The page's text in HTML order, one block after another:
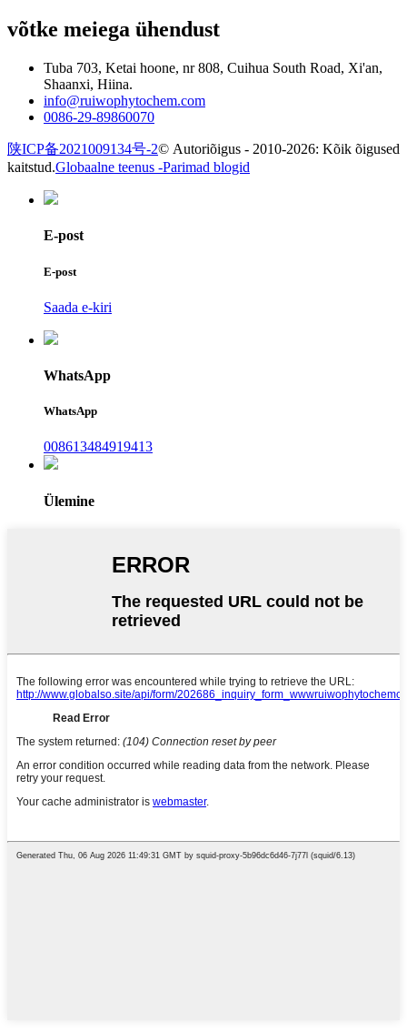
võtke meiega ühendust
Tuba 703, Ketai hoone, nr 808, Cuihua South Road, Xi'an,
Shaanxi, Hiina.
info@ruiwophytochem.com
0086-29-89860070
陕ICP备2021009134号-2© Autoriõigus - 2010-2026: Kõik õigused
kaitstud.Globaalne teenus -Parimad blogid
E-post
E-post
Saada e-kiri
WhatsApp
WhatsApp
008613484919413
Ülemine